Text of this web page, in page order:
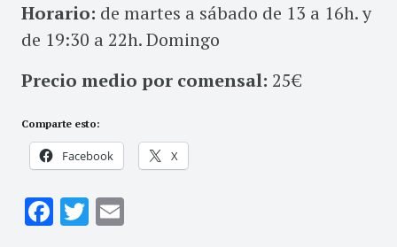
Horario: de martes a sábado de 13 a 16h. y
de 19:30 a 22h. Domingo
Precio medio por comensal: 25€
Comparte esto:
Facebook X
Facebook
Twitter